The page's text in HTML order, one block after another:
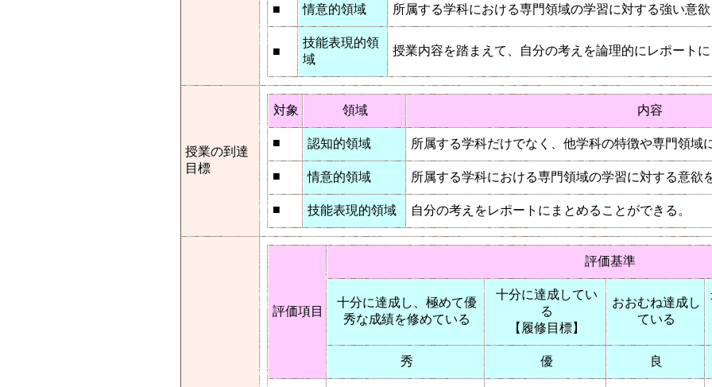
■ 情意的領域 所属する学科における専門領域の学習に対する強い意
■
技能表現的領
域
授業内容を踏まえて、自分の考えを論理的にレポート
授業の到達
目標
対象 領域 内容
■ 認知的領域 所属する学科だけでなく、他学科の特徴や専門領域
■ 情意的領域 所属する学科における専門領域の学習に対する意欲
■ 技能表現的領域 自分の考えをレポートにまとめることができる。
評価項目
評価基準
十分に達成し、極めて優
秀な成績を修めている
十分に達成してい
る
【履修目標】
おおむね達成し
ている
秀 優 良